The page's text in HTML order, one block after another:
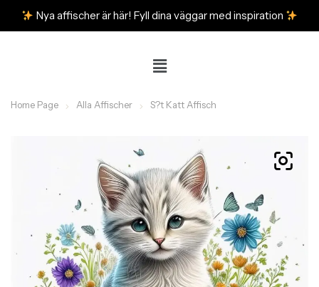
Nya affischer är här! Fyll dina väggar med inspiration
Home Page Alla Affischer S?t Katt Affisch